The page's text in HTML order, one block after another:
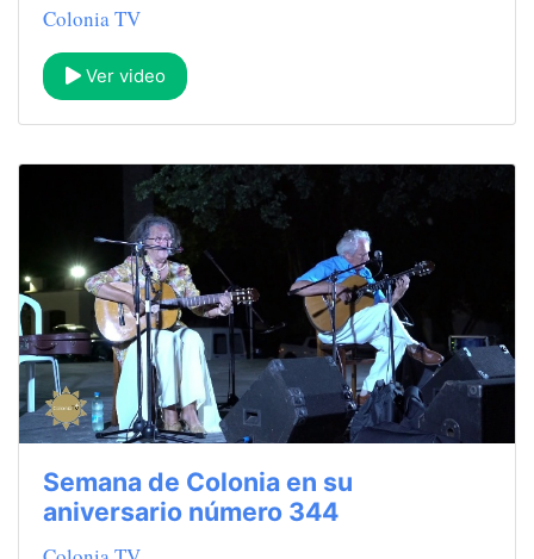
Colonia TV
Ver video
Semana de Colonia en su
aniversario número 344